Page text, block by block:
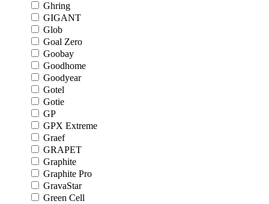
Ghring
GIGANT
Glob
Goal Zero
Goobay
Goodhome
Goodyear
Gotel
Gotie
GP
GPX Extreme
Graef
GRAPET
Graphite
Graphite Pro
GravaStar
Green Cell